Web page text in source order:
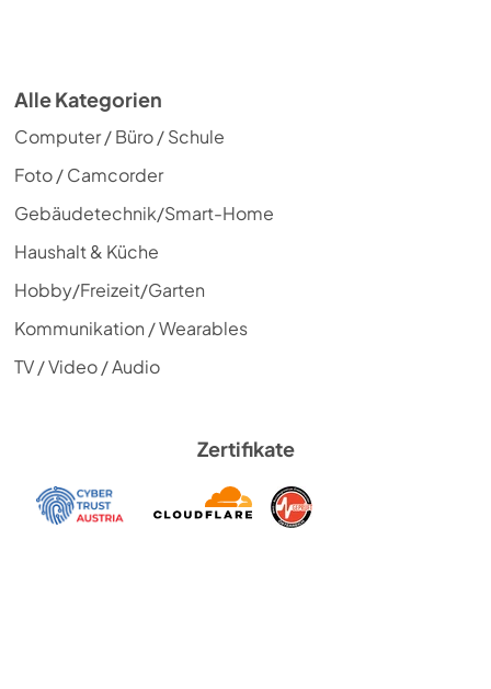
Alle Kategorien
Computer / Büro / Schule
Foto / Camcorder
Gebäudetechnik/Smart-Home
Haushalt & Küche
Hobby/Freizeit/Garten
Kommunikation / Wearables
TV / Video / Audio
Zertifikate